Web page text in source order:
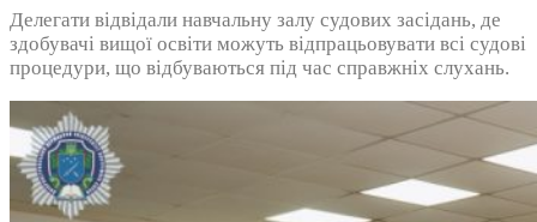
Делегати відвідали навчальну залу судових засідань, де
здобувачі вищої освіти можуть відпрацьовувати всі судові
процедури, що відбуваються під час справжніх слухань.